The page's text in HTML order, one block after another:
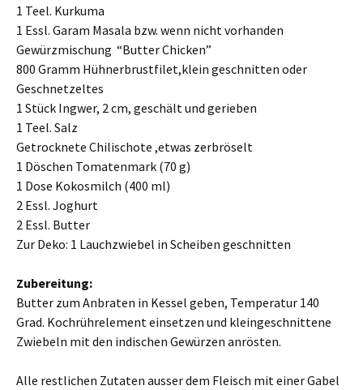
1 Teel. Kurkuma
1 Essl. Garam Masala bzw. wenn nicht vorhanden
Gewürzmischung “Butter Chicken”
800 Gramm Hühnerbrustfilet,klein geschnitten oder
Geschnetzeltes
1 Stück Ingwer, 2 cm, geschält und gerieben
1 Teel. Salz
Getrocknete Chilischote ,etwas zerbröselt
1 Döschen Tomatenmark (70 g)
1 Dose Kokosmilch (400 ml)
2 Essl. Joghurt
2 Essl. Butter
Zur Deko: 1 Lauchzwiebel in Scheiben geschnitten
Zubereitung:
Butter zum Anbraten in Kessel geben, Temperatur 140
Grad. Kochrührelement einsetzen und kleingeschnittene
Zwiebeln mit den indischen Gewürzen anrösten.
Alle restlichen Zutaten ausser dem Fleisch mit einer Gabel